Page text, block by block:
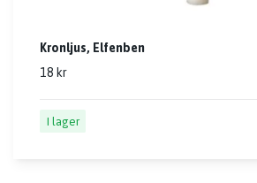
Kronljus, Elfenben
18 kr
I lager